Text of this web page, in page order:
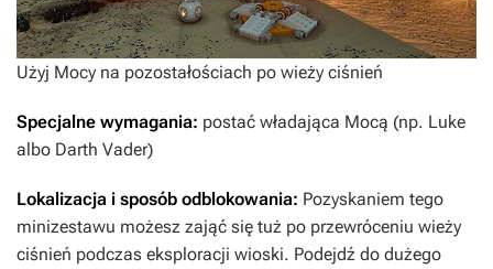
Użyj Mocy na pozostałościach po wieży ciśnień
Specjalne wymagania: postać władająca Mocą (np. Luke
albo Darth Vader)
Lokalizacja i sposób odblokowania: Pozyskaniem tego
minizestawu możesz zająć się tuż po przewróceniu wieży
ciśnień podczas eksploracji wioski. Podejdź do dużego